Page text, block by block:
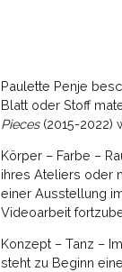
Paulette Penje
Blatt oder Stoff
Pieces (2015-2022)
Körper – Farbe –
ihres Ateliers oder
einer Ausstellung
Videoarbeit
Konzept – Tanz –
steht zu Beginn